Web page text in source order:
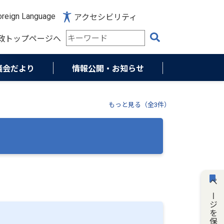
Language アクセシビリティ
トップページへ
検
索
ー
だより 情報公開・お知らせ
もっと見る（全3件）
ページを保存